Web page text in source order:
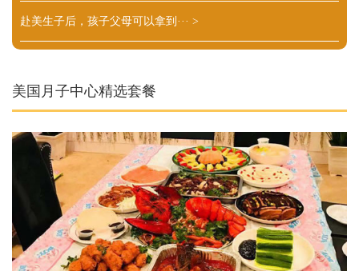
赴美生子后，孩子父母可以拿到··· >
美国月子中心精选套餐